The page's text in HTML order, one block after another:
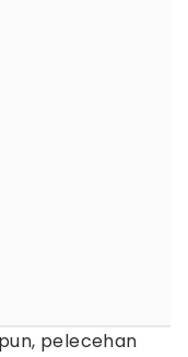
pelecehan